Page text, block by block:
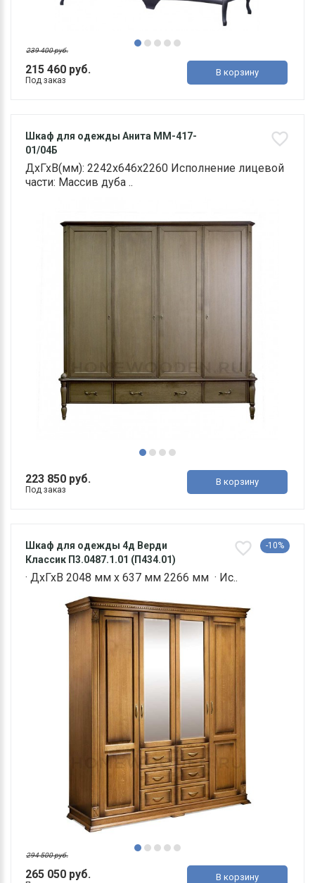
215 460 руб.
239 400 руб.
Под заказ
В корзину
Шкаф для одежды Анита ММ-417-
01/04Б
ДхГхВ(мм): 2242х646х2260 Исполнение лицевой
части: Массив дуба ..
223 850 руб.
Под заказ
В корзину
Шкаф для одежды 4д Верди
Классик П3.0487.1.01 (П434.01)
-10%
· ДхГхВ 2048 мм х 637 мм 2266 мм · Ис..
265 050 руб.
294 500 руб.
В корзину